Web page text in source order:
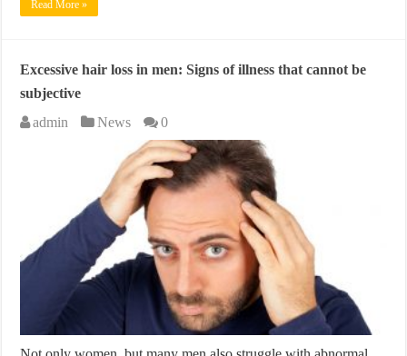
Read More »
Excessive hair loss in men: Signs of illness that cannot be
subjective
admin
News 0